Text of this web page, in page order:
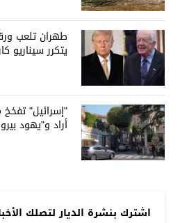
طهران تلعب
يتكرر سيناريو
"إسرائيل"
أراد و"يهود
اشترك بنشرة الديار لتصلك